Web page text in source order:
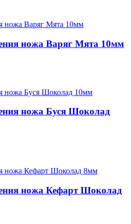
ножа Варяг Мята 10мм
ножа Буся Шоколад
ножа Кефарт Шоколад